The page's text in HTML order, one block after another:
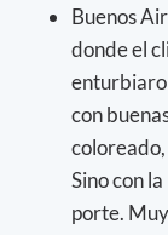
Buenos
donde el
con
Sino con
porte.